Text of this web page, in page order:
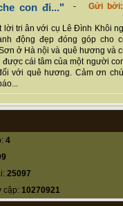
con đi..." - Gửi
lời tri ân với cụ Lê Đình Khôi
động đẹp đóng góp cho
ở Hà nội và quê hương và
cái tâm của một người
với quê hương. Cảm ơn
4
25097
cập: 10270921